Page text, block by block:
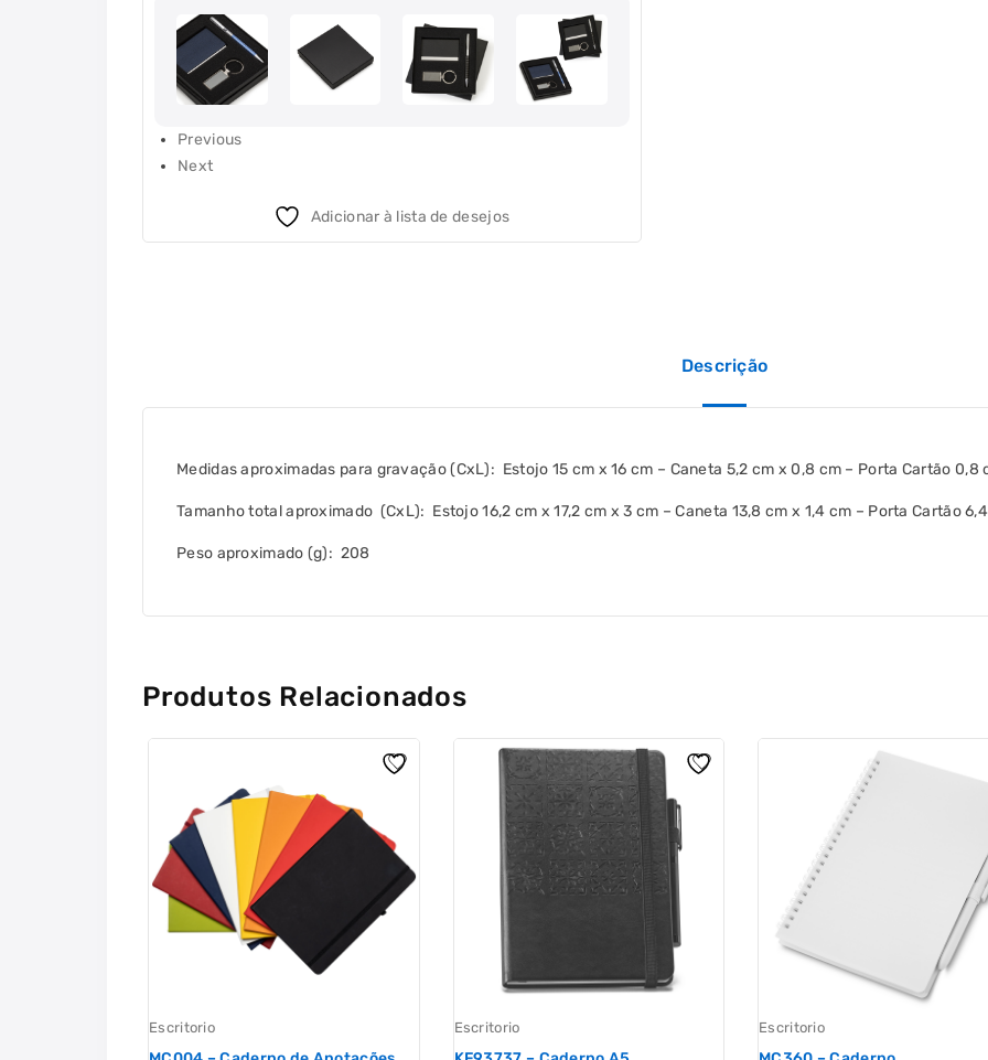
Previous
Next
Adicionar à lista de desejos
Descrição
Medidas aproximadas para gravação(CxL): Estojo 15 cm x 16 cm – Caneta 5,2 cm x 0,8 cm – Porta Cartão 0,8
Tamanho total aproximado (CxL): Estojo 16,2 cm x 17,2 cm x 3 cm – Caneta 13,8 cm x 1,4 cm – Porta Cartão
Peso aproximado (g): 208
Produtos Relacionados
Escritorio Escritorio Escritorio